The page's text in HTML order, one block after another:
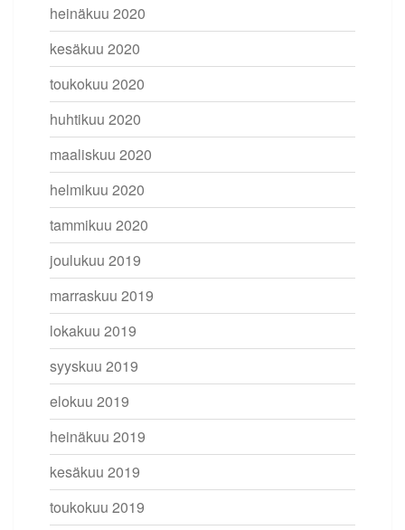
heinäkuu 2020
kesäkuu 2020
toukokuu 2020
huhtikuu 2020
maaliskuu 2020
helmikuu 2020
tammikuu 2020
joulukuu 2019
marraskuu 2019
lokakuu 2019
syyskuu 2019
elokuu 2019
heinäkuu 2019
kesäkuu 2019
toukokuu 2019